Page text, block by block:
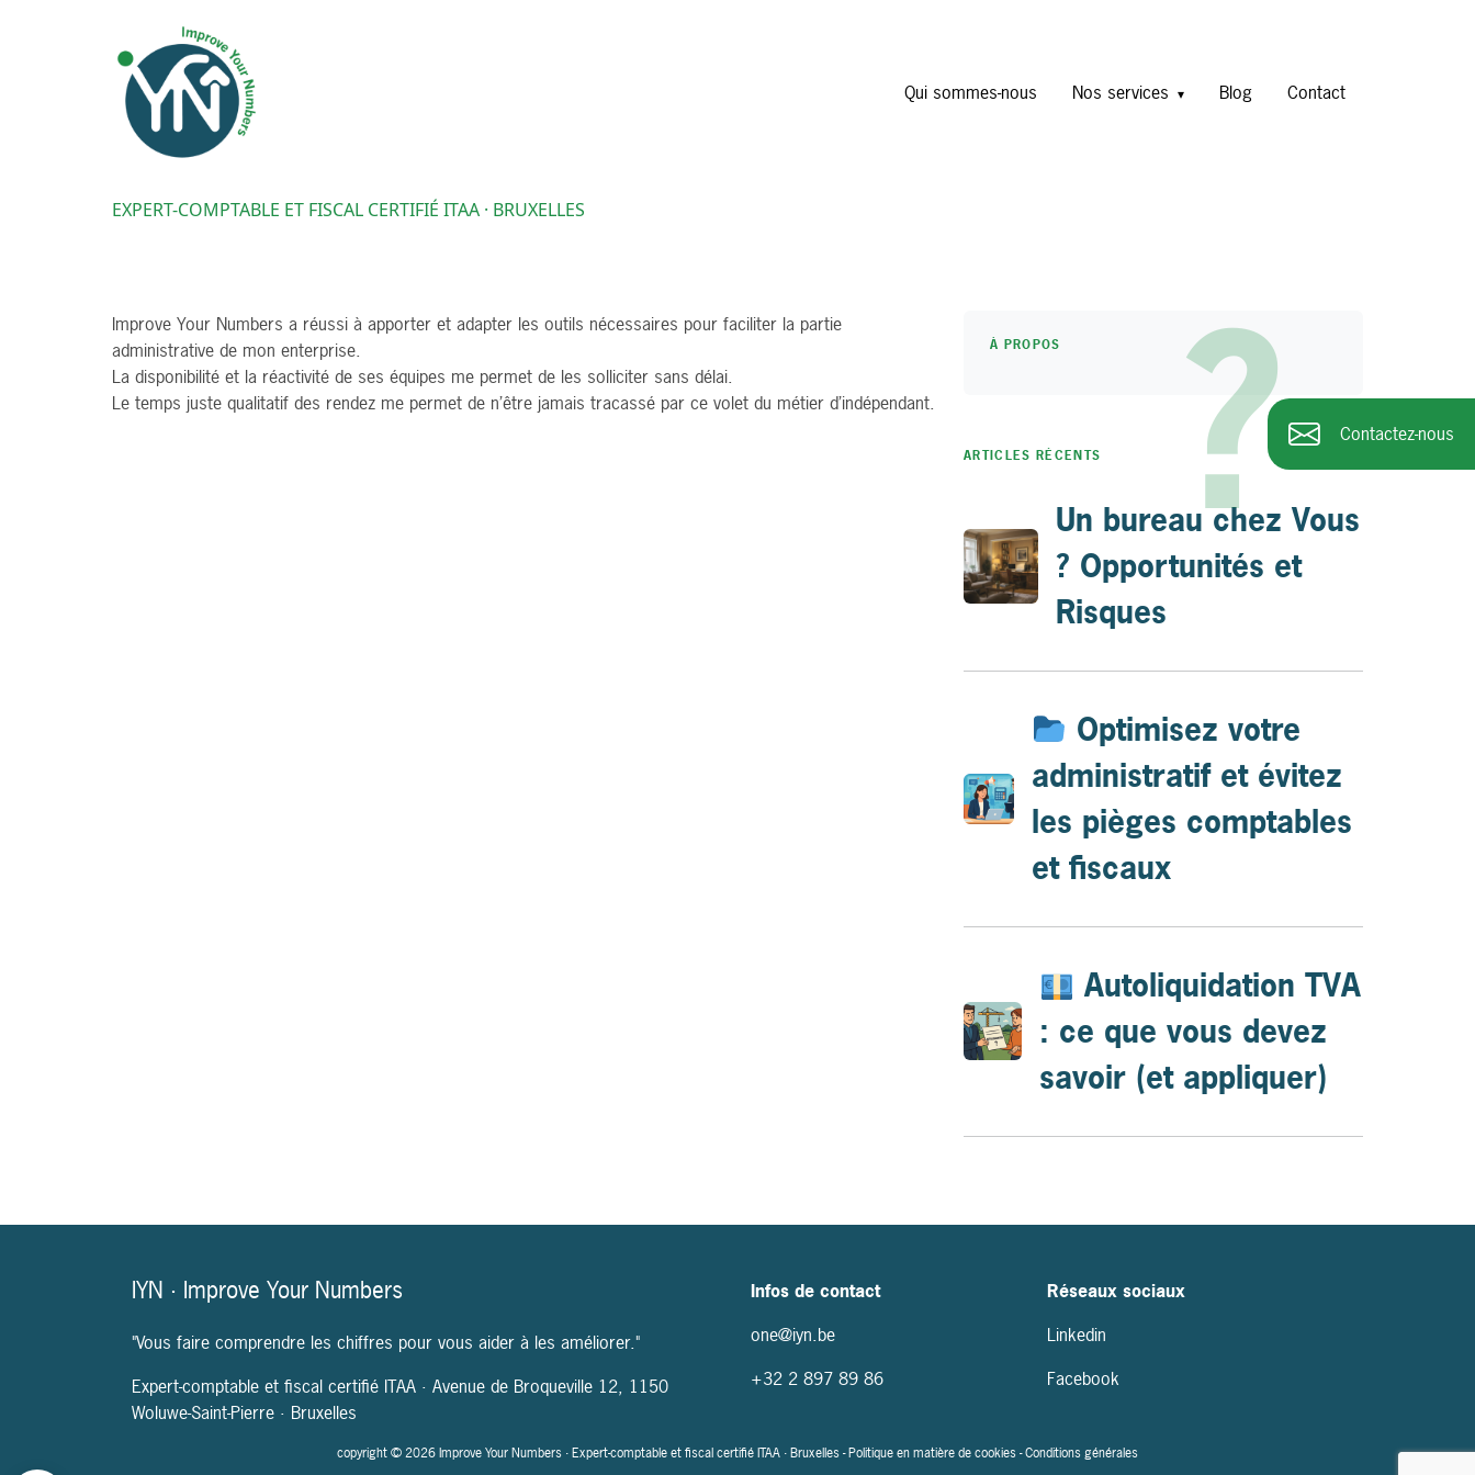
Qui sommes-nous Nos services Blog Contact
EXPERT-COMPTABLE ET FISCAL CERTIFIÉ ITAA · BRUXELLES
Contactez-nous
Improve Your Numbers a réussi à apporter et adapter les outils nécessaires pour faciliter la partie
administrative de mon enterprise.
La disponibilité et la réactivité de ses équipes me permet de les solliciter sans délai.
Le temps juste qualitatif des rendez me permet de n’être jamais tracassé par ce volet du métier d’indépendant.
À PROPOS ?
ARTICLES RÉCENTS
Un bureau chez Vous
? Opportunités et
Risques
Optimisez votre
administratif et évitez
les pièges comptables
et fiscaux
Autoliquidation TVA
: ce que vous devez
savoir (et appliquer)
IYN · Improve Your Numbers
"Vous faire comprendre les chiffres pour vous aider à les améliorer."
Expert-comptable et fiscal certifié ITAA · Avenue de Broqueville 12, 1150
Woluwe-Saint-Pierre · Bruxelles
Infos de contact
one@iyn.be
+32 2 897 89 86
Réseaux sociaux
Linkedin
Facebook
copyright © 2026 Improve Your Numbers · Expert-comptable et fiscal certifié ITAA · Bruxelles -Politique en matière de cookies-Conditions générales